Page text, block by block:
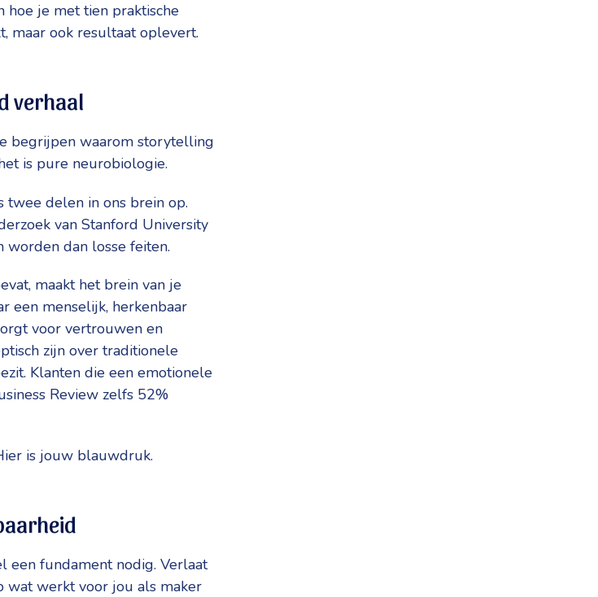
hoe je met tien praktische
maar ook resultaat oplevert.
verhaal
begrijpen waarom storytelling
is pure neurobiologie.
delen in ons brein op.
van Stanford University
dan losse feiten.
maakt het brein van je
een menselijk, herkenbaar
voor vertrouwen en
zijn over traditionele
Klanten die een emotionele
Review zelfs 52%
is jouw blauwdruk.
een fundament nodig. Verlaat
wat werkt voor jou als maker